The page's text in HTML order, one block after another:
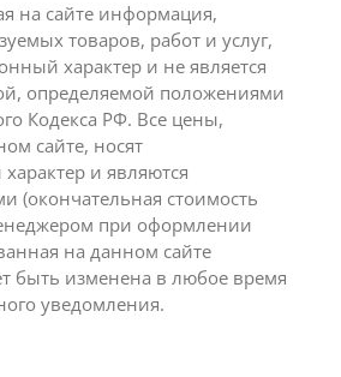
на сайте информация,
товаров, работ и услуг,
характер и не является
определяемой положениями
Кодекса РФ. Все цены,
сайте, носят
и являются
(окончательная стоимость
при оформлении
на данном сайте
быть изменена в любое время
уведомления.